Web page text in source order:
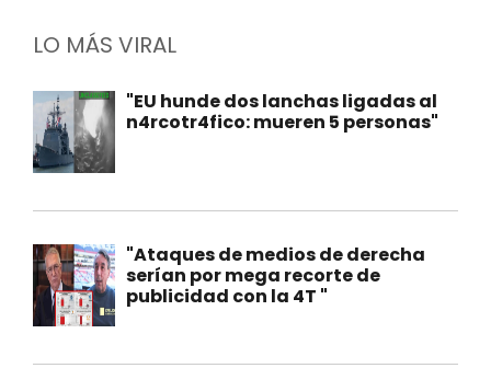
LO MÁS VIRAL
"EU hunde dos lanchas ligadas al
n4rcotr4fico: mueren 5 personas"
"Ataques de medios de derecha
serían por mega recorte de
publicidad con la 4T "